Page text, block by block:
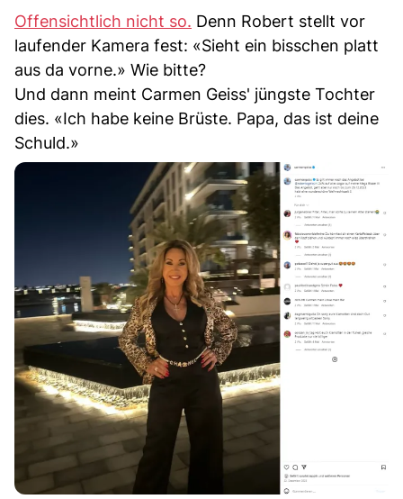
Offensichtlich nicht so. Denn Robert stellt vor
laufender Kamera fest: «Sieht ein bisschen platt
aus da vorne.» Wie bitte?
Und dann meint Carmen Geiss' jüngste Tochter
dies. «Ich habe keine Brüste. Papa, das ist deine
Schuld.»